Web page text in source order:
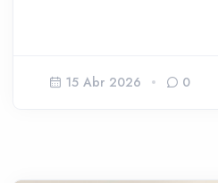
15 Abr 2026 0